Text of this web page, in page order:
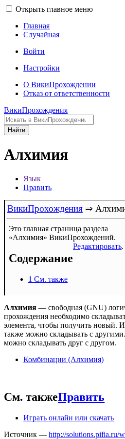
Открыть главное меню
Главная
Случайная
Войти
Настройки
О ВикиПрохождении
Отказ от ответственности
ВикиПрохождения
Найти
Алхимия
Язык
Править
ВикиПрохождения ⇒
Это главная страница раздела
«Алхимия» ВикиПрохождений.
Редактировать.
Содержание
1 См. также
Алхимия — свободная (GNU)
прохождения необходимо
элемента, чтобы получить новый.
также можно складывать с
можно складывать друг с другом.
Комбинации (Алхимия)
См. такжеПравить
Играть онлайн или скачать
Источник — http://solutions.pifia.ru/